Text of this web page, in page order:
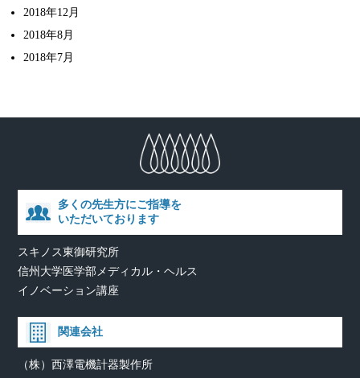
2018年12月
2018年8月
2018年7月
多くの先生方にご指導を
いただいております
スキノス東御研究所
信州大学医学部メディカル・ヘルス
イノベーション講座
関連会社
（株）西澤電機計器製作所